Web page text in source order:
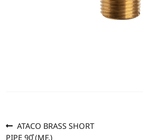
แนะแนว
Previous
post:
ATACO BRASS SHORT